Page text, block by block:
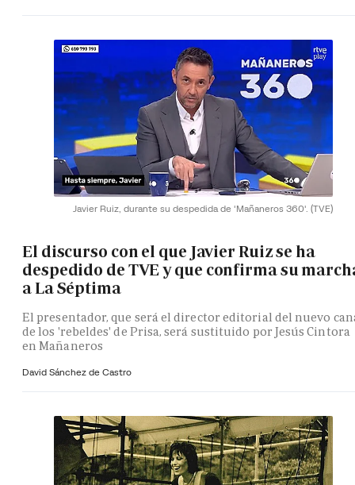
Javier Ruiz, durante su despedida de 'Mañaneros 360'. (TVE)
El discurso con el que Javier Ruiz se ha
despedido de TVE y que confirma su
a La Séptima
El presentador, que será el director editorial del nuevo
de los 'rebeldes' de Prisa, será sustituido por Jesús Cintora
en Mañaneros
David Sánchez de Castro